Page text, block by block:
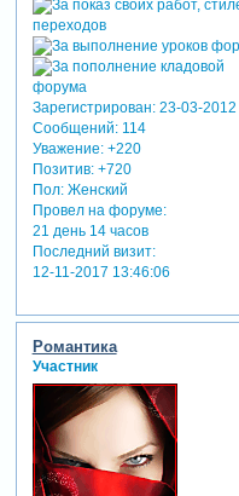
Зарегистрирован: 23-03-2012
Сообщений:114
Уважение: +220
Позитив: +720
Пол:Женский
Провел на форуме:
21 день 14 часов
Последний визит:
12-11-2017 13:46:06
Романтика
Участник